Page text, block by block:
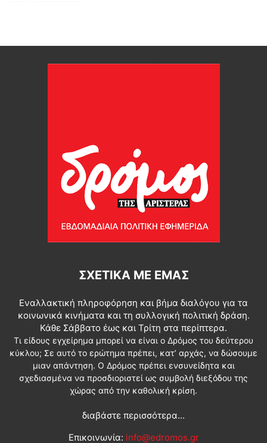
ΣΧΕΤΙΚΆ ΜΕ ΕΜΆΣ
Εναλλακτική πληροφόρηση και βήμα διαλόγου για τα
κοινωνικά κινήματα και τη συλλογική πολιτική δράση.
Κάθε Σάββατο έως και Τρίτη στα περίπτερα.
Τι είδους εγχείρημα μπορεί να είναι ο Δρόμος του δεύτερου
κύκλου; Σε αυτό το ερώτημα πρέπει, κατ’ αρχάς, να δώσουμε
μιαν απάντηση. Ο Δρόμος πρέπει ενσυνείδητα και
σχεδιασμένα να προσδιοριστεί ως συμβολή διεξόδου της
χώρας από την καθολική κρίση.
διαβάστε περισσότερα...
Επικοινωνία: info@edromos.gr